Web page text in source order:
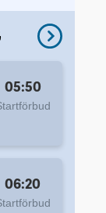
05:50
06:20